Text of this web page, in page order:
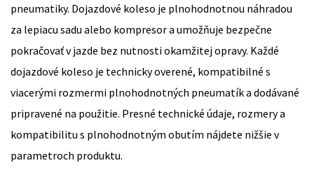
pneumatiky. Dojazdové koleso je plnohodnotnou náhradou
za lepiacu sadu alebo kompresor a umožňuje bezpečne
pokračovať v jazde bez nutnosti okamžitej opravy. Každé
dojazdové koleso je technicky overené, kompatibilné s
viacerými rozmermi plnohodnotných pneumatík a dodávané
pripravené na použitie. Presné technické údaje, rozmery a
kompatibilitu s plnohodnotným obutím nájdete nižšie v
parametroch produktu.